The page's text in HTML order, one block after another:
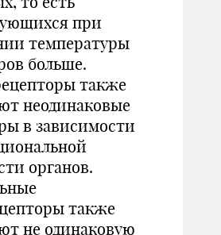
при
температуры
больше.
также
неодинаковые
в зависимости
органов.
также
не одинаковую